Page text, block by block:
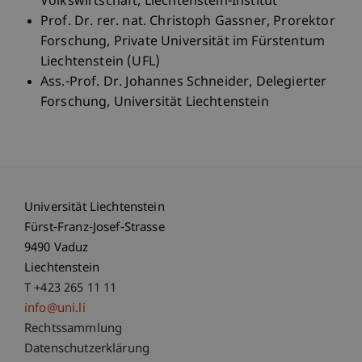
Prof. Dr. rer. nat. Christoph Gassner, Prorektor
Forschung, Private Universität im Fürstentum
Liechtenstein (UFL)
Ass.-Prof. Dr. Johannes Schneider, Delegierter
Forschung, Universität Liechtenstein
Universität Liechtenstein
Fürst-Franz-Josef-Strasse
9490 Vaduz
Liechtenstein
T +423 265 11 11
info@uni.li
Fußzeile Rechtliche Hinweise
Rechtssammlung
Datenschutzerklärung